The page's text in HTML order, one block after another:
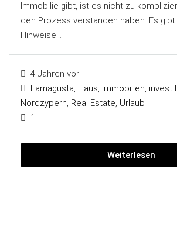
Immobilie gibt, ist es nicht zu
den Prozess verstanden haben. Es
Hinweise...
4 Jahren vor
Famagusta, Haus, immobilien,
Nordzypern, Real Estate, Urlaub
1
Weiterlesen